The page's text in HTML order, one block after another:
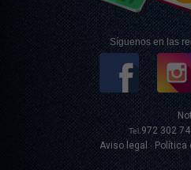
Síguenos en las
Tel.972 302
Aviso legal · Política